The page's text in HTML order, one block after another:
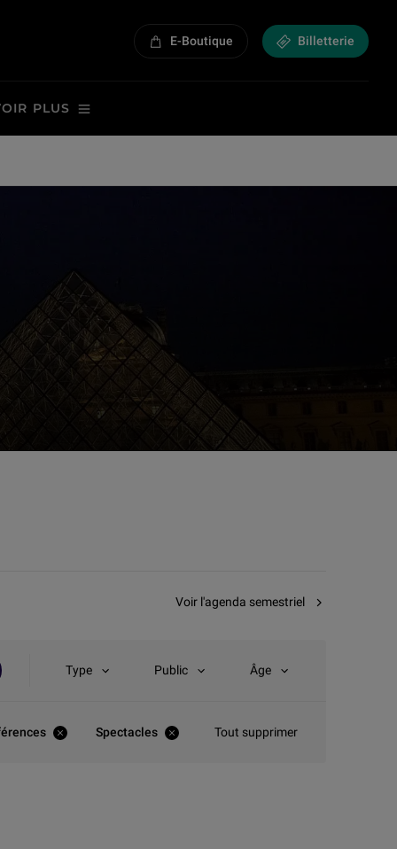
E-Boutique Billetterie
PLUS
Voir l'agenda semestriel
Type Public Âge
Tout supprimer
Spectacles